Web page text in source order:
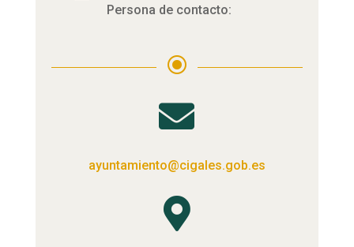
Persona de contacto:
\

ayuntamiento@cigales.gob.es
